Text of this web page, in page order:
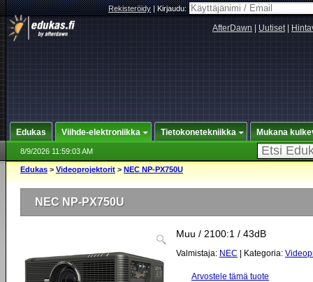
Rekisteröidy|Kirjaudu:
AfterDawn Uutiset|
Edukas Viihde-elektroniikka Tietokonetekniikka Mukana
8/9/2026 11:59:03 AM
Edukas > Videoprojektorit > NEC NP-PX750U
NEC NP-PX750U
Muu / 2100:1 / 43dB
Valmistaja: NEC | Kategoria:
Arvostele tämä tuote